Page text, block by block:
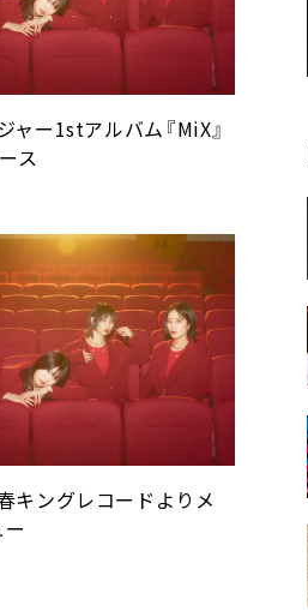
ャー1stアルバム『MiX』
ス
キングレコードよりメ